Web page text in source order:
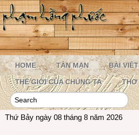
HOME TẢN MẠN BÀI VIẾT
THẾ GIỚI CỦA CHÚNG TA THƠ
Thứ Bảy ngày 08 tháng 8 năm 2026